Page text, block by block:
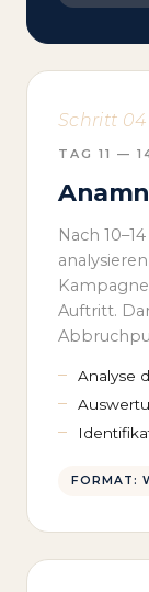
Schritt 04
TAG 11 —
Nach
Auftritt.
Analyse
FORMAT: